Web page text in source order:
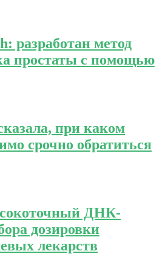
разработан метод
простаты с помощью
при каком
срочно обратиться
ДНК-
дозировки
лекарств